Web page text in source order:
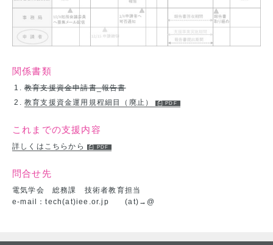
関係書類
教育支援資金申請書_報告書
教育支援資金運用規程細目（廃止）
これまでの支援内容
詳しくはこちらから
問合せ先
電気学会 総務課 技術者教育担当
e-mail：tech(at)iee.or.jp (at)→@